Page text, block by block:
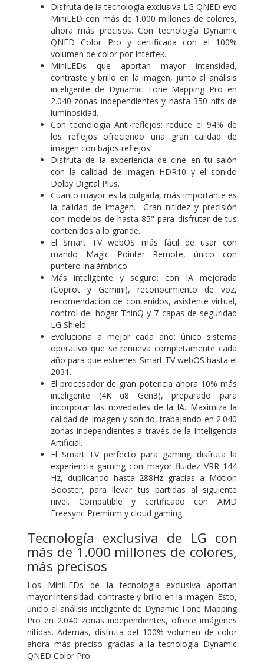
Disfruta de la tecnología exclusiva LG QNED evo
MiniLED con más de 1.000 millones de colores,
ahora más precisos. Con tecnología Dynamic
QNED Color Pro y certificada con el 100%
volumen de color por Intertek.
MiniLEDs que aportan mayor intensidad,
contraste y brillo en la imagen, junto al análisis
inteligente de Dynamic Tone Mapping Pro en
2.040 zonas independientes y hasta 350 nits de
luminosidad.
Con tecnología Anti-reflejos: reduce el 94% de
los reflejos ofreciendo una gran calidad de
imagen con bajos reflejos.
Disfruta de la experiencia de cine en tu salón
con la calidad de imagen HDR10 y el sonido
Dolby Digital Plus.
Cuanto mayor es la pulgada, más importante es
la calidad de imagen. Gran nitidez y precisión
con modelos de hasta 85" para disfrutar de tus
contenidos a lo grande.
El Smart TV webOS más fácil de usar con
mando Magic Pointer Remote, único con
puntero inalámbrico.
Más inteligente y seguro: con IA mejorada
(Copilot y Gemini), reconocimiento de voz,
recomendación de contenidos, asistente virtual,
control del hogar ThinQ y 7 capas de seguridad
LG Shield.
Evoluciona a mejor cada año: único sistema
operativo que se renueva completamente cada
año para que estrenes Smart TV webOS hasta el
2031.
El procesador de gran potencia ahora 10% más
inteligente (4K α8 Gen3), preparado para
incorporar las novedades de la IA. Maximiza la
calidad de imagen y sonido, trabajando en 2.040
zonas independientes a través de la Inteligencia
Artificial.
El Smart TV perfecto para gaming: disfruta la
experiencia gaming con mayor fluidez VRR 144
Hz, duplicando hasta 288Hz gracias a Motion
Booster, para llevar tus partidas al siguiente
nivel. Compatible y certificado con AMD
Freesync Premium y cloud gaming.
Tecnología exclusiva de LG con
más de 1.000 millones de colores,
más precisos
Los MiniLEDs de la tecnología exclusiva aportan
mayor intensidad, contraste y brillo en la imagen. Esto,
unido al análisis inteligente de Dynamic Tone Mapping
Pro en 2.040 zonas independientes, ofrece imágenes
nítidas. Además, disfruta del 100% volumen de color
ahora más preciso gracias a la tecnología Dynamic
QNED Color Pro